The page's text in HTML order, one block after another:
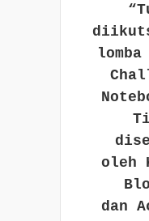
oleh
dan